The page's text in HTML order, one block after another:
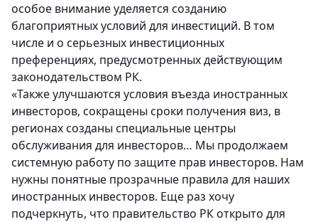
особое внимание уделяется созданию
благоприятных условий для инвестиций. В том
числе и о серьезных инвестиционных
преференциях, предусмотренных действующим
законодательством РК.
«Также улучшаются условия въезда иностранных
инвесторов, сокращены сроки получения виз, в
регионах созданы специальные центры
обслуживания для инвесторов… Мы продолжаем
системную работу по защите прав инвесторов. Нам
нужны понятные прозрачные правила для наших
иностранных инвесторов. Еще раз хочу
подчеркнуть, что правительство РК открыто для